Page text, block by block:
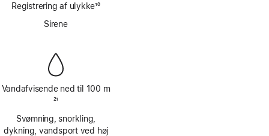
Registrering af ulykke10
Sirene
Vandafvisende ned til 100 m
21
Svømning, snorkling,
dykning, vandsport ved høj